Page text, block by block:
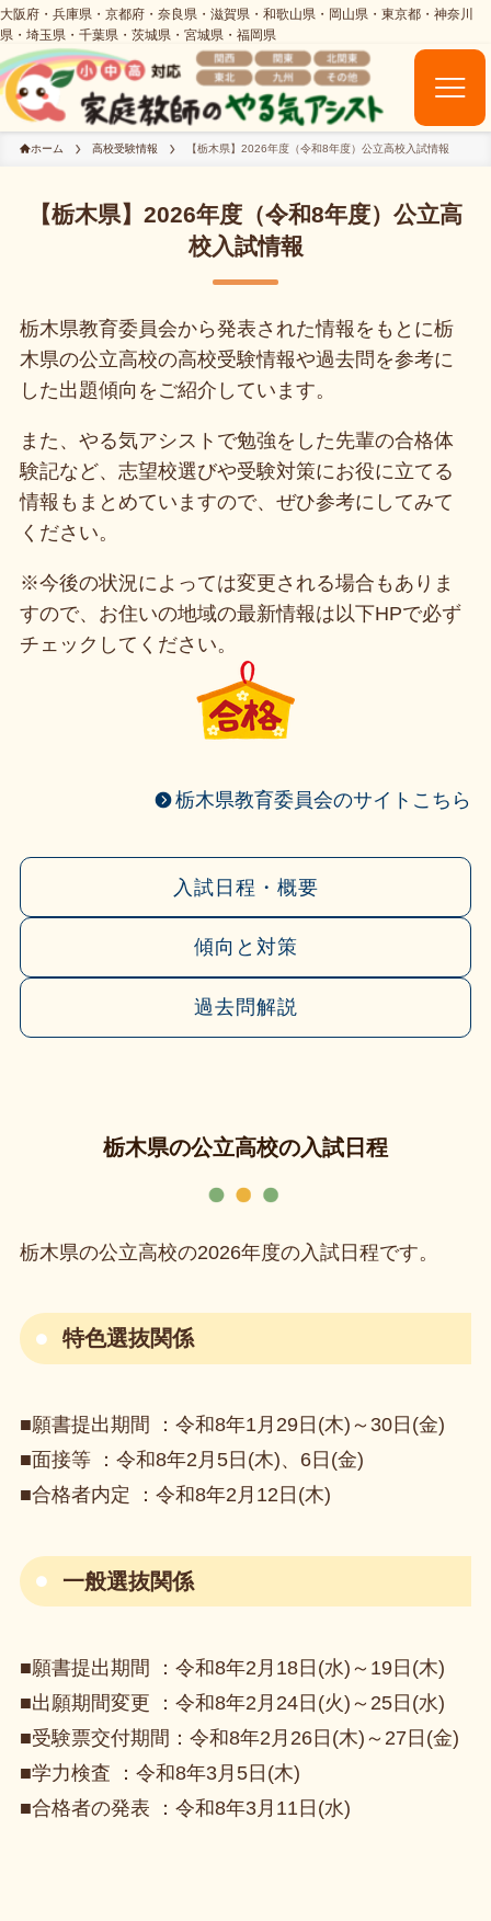
ホーム 高校受験情報 【栃木県】2026年度（令和8年度）公立高校入試情報
【栃木県】2026年度（令和8年度）公立高
校入試情報
栃木県教育委員会から発表された情報をもとに栃
木県の公立高校の高校受験情報や過去問を参考に
した出題傾向をご紹介しています。
また、やる気アシストで勉強をした先輩の合格体
験記など、志望校選びや受験対策にお役に立てる
情報もまとめていますので、ぜひ参考にしてみて
ください。
※今後の状況によっては変更される場合もありま
すので、お住いの地域の最新情報は以下HPで必ず
チェックしてください。
栃木県教育委員会のサイトこちら
入試日程・概要
傾向と対策
過去問解説
栃木県の公立高校の入試日程
栃木県の公立高校の2026年度の入試日程です。
特色選抜関係
■願書提出期間 ：令和8年1月29日(木)～30日(金)
■面接等 ：令和8年2月5日(木)、6日(金)
■合格者内定 ：令和8年2月12日(木)
一般選抜関係
■願書提出期間 ：令和8年2月18日(水)～19日(木)
■出願期間変更 ：令和8年2月24日(火)～25日(水)
■受験票交付期間：令和8年2月26日(木)～27日(金)
■学力検査 ：令和8年3月5日(木)
■合格者の発表 ：令和8年3月11日(水)